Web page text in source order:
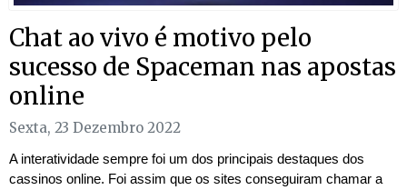
Chat ao vivo é motivo pelo
sucesso de Spaceman nas apostas
online
Sexta, 23 Dezembro 2022
A interatividade sempre foi um dos principais destaques dos
cassinos online. Foi assim que os sites conseguiram chamar a